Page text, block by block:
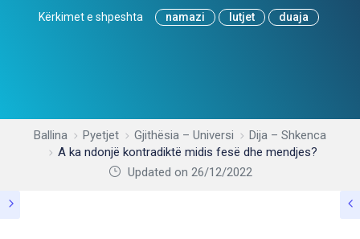
Kërkimet e shpeshta namazi lutjet duaja
Ballina Pyetjet Gjithësia – Universi
Dija – Shkenca
A ka ndonjë kontradiktë midis fesë dhe mendjes?
Updated on 26/12/2022